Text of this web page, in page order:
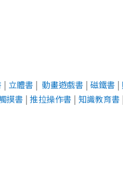
| 立體書 | 動畫遊戲書 | 磁鐵書 |
摸書 | 推拉操作書 | 知識教育書 |